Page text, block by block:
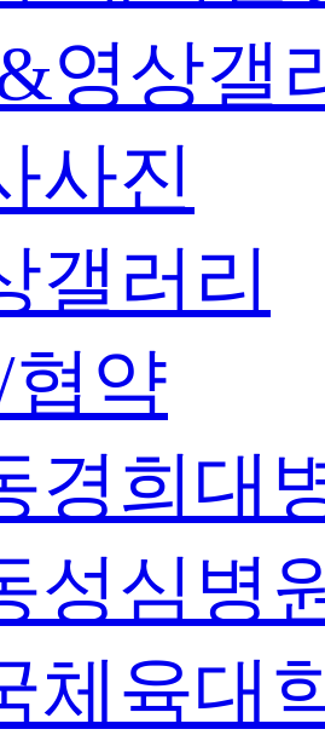
영상갤
사진
갤러리
약
경희대
성심병
체육대